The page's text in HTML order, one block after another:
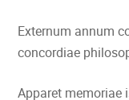
Externum annum
concordiae
Apparet memoriae